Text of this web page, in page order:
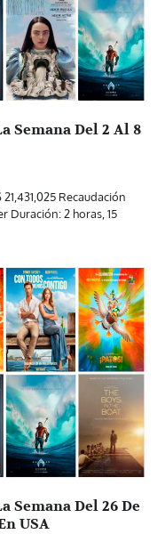
Semana Del 2 Al 8
Recaudación
Duración: 2 horas, 15
Semana Del 26 De
USA